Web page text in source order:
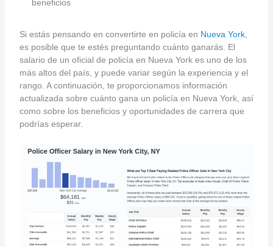
beneficios
Si estás pensando en convertirte en policía en Nueva York,
es posible que te estés preguntando cuánto ganarás. El
salario de un oficial de policía en Nueva York es uno de los
más altos del país, y puede variar según la experiencia y el
rango. A continuación, te proporcionamos información
actualizada sobre cuánto gana un policía en Nueva York, así
como sobre los beneficios y oportunidades de carrera que
podrías esperar.